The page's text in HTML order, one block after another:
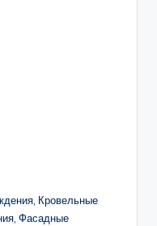
Кровельные
Фасадные